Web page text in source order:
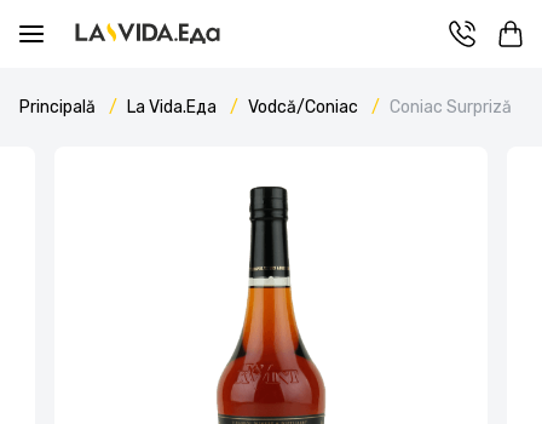
Principală La Vida.Еда Vodcă/Coniac Coniac Surpriză